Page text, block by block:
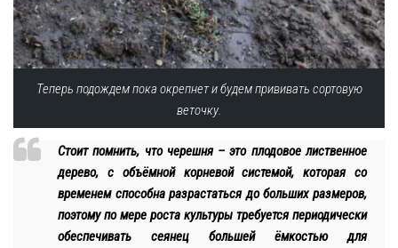
Теперь подождем пока окрепнет и будем прививать сортовую
веточку.
Стоит помнить, что черешня – это плодовое лиственное
дерево, с объёмной корневой системой, которая со
временем способна разрастаться до больших размеров,
поэтому по мере роста культуры требуется периодически
обеспечивать сеянец большей ёмкостью для